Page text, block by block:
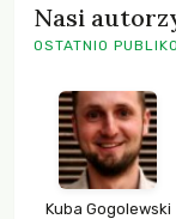
Nasi
OSTATNIO
Kuba Gogolewski